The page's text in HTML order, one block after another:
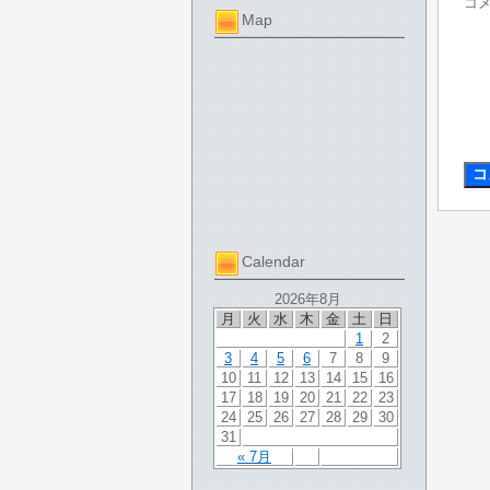
Map
Calendar
2026年8月
月
火 水 木 金 土 日
« 7月
1
2
3
4 5 6 7 8
9
10
11 12 13 14 15
16
17
18 19 20 21 22
23
24
25 26 27 28 29
30
31